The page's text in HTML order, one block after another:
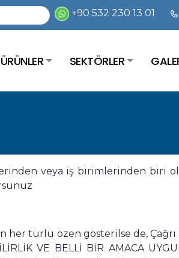
+90 532 230 13 01
ÜRÜNLER SEKTÖRLER
veya iş birimlerinden biri
türlü özen gösterilse de, Çağrı
VE BELLİ BİR AMACA